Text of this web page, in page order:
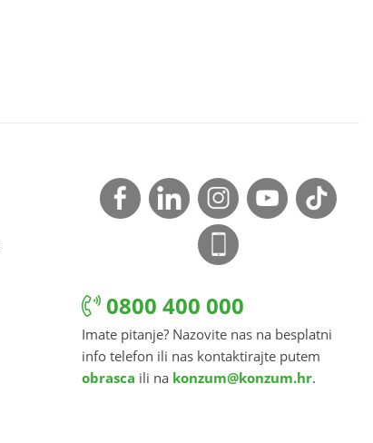
0800 400 000
Imate pitanje? Nazovite nas na besplatni
info telefon ili nas kontaktirajte putem
obrasca ili na konzum@konzum.hr.